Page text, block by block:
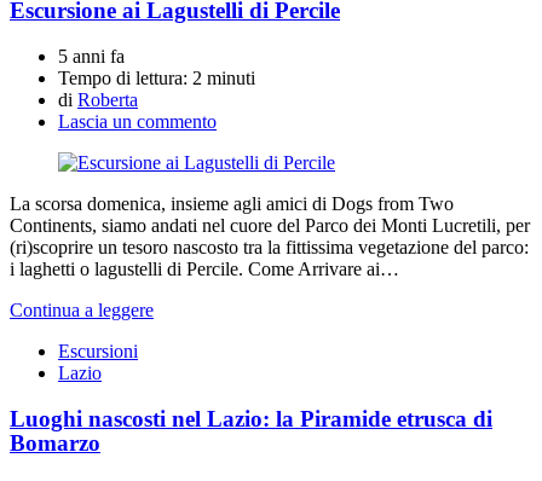
Escursione ai Lagustelli di Percile
5 anni fa
Tempo di lettura: 2 minuti
di Roberta
Lascia un commento
La scorsa domenica, insieme agli amici di Dogs from Two
Continents, siamo andati nel cuore del Parco dei Monti Lucretili, per
(ri)scoprire un tesoro nascosto tra la fittissima vegetazione del parco:
i laghetti o lagustelli di Percile. Come Arrivare ai…
Continua a leggere
Escursioni
Lazio
Luoghi nascosti nel Lazio: la Piramide etrusca di
Bomarzo